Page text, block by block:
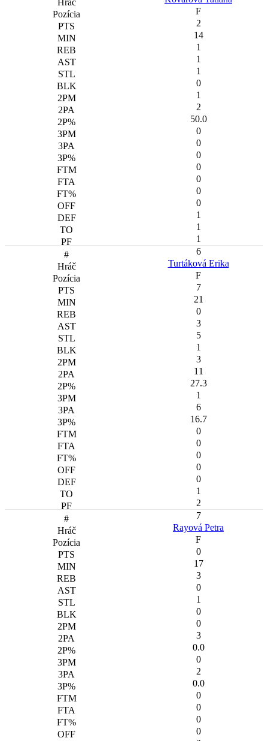
F
2
14
1
1
1
0
1
2
50.0
0
0
0
0
0
0
0
1
1
1
6
Turtáková Erika
F
7
21
0
3
5
1
3
11
27.3
1
6
16.7
0
0
0
0
0
1
2
7
Rayová Petra
F
0
17
3
0
1
0
0
3
0.0
0
2
0.0
0
0
0
0